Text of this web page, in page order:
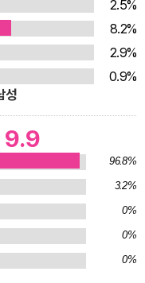
으며 1959년에 카네기
개봉되어 많은 사람들에
은 이야기 속에는 신기
생기 넘치는 넓은 정
스러운 사건들이 가득합
겨진 비밀들을 찾아내
을 풀어가는 과정을 독
사할 것입니다. “내
대와 나이를 뛰어넘는
와 즐거운 추억을 만들
시간은 다르게 흘러갑
2.5%
8.2%
2.9%
0.9%
성
9.9
96.8%
3.2%
0%
0%
0%